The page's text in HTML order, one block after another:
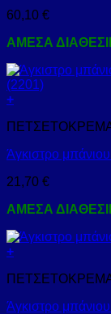
60,10 €
ΑΜΕΣΑ
+
Άγκιστρο
21,70 €
ΑΜΕΣΑ
+
Άγκιστρο